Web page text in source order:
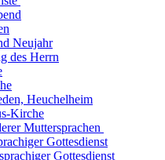
Neujahr
des Herrn
Heuchelheim
Kirche
Muttersprachen
Gottesdienst
Gottesdienst